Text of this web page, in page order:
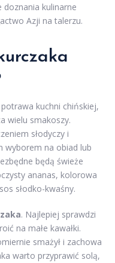
doznania kulinarne
Azji na talerzu.
kuchni chińskiej,
wielu smakoszy.
słodyczy i
wyborem na obiad lub
będą świeże
ananas, kolorowa
słodko-kwaśny.
. Najlepiej sprawdzi
na małe kawałki.
smażył i zachowa
warto przyprawić solą,